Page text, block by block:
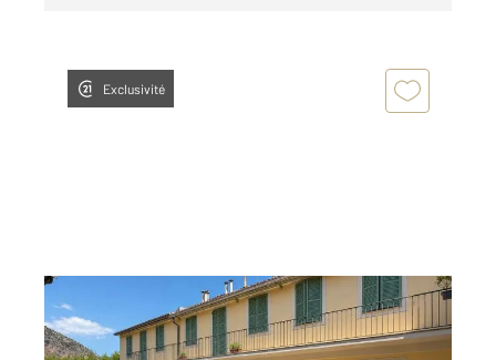
Exclusivité
BEAULIEU SUR MER 06
67,39 m 2, 3 pièces
Ref : 5616